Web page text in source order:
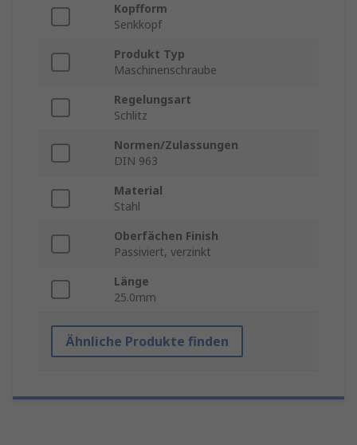
Kopfform
Senkkopf
Produkt Typ
Maschinenschraube
Regelungsart
Schlitz
Normen/Zulassungen
DIN 963
Material
Stahl
Oberfächen Finish
Passiviert, verzinkt
Länge
25.0mm
Ähnliche Produkte finden